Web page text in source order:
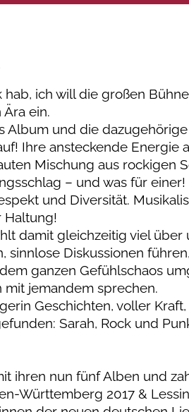
ich will die großen
ein.
Album und die
Ihre ansteckende Energie
Mischung aus rockigen
– und was für
und Diversität.
Haltung!
damit gleichzeitig viel über
sinnlose Diskussionen
ganzen Gefühlschaos
jemandem sprechen.
Geschichten, voller
Sarah, Rock und
ihren nun fünf Alben und
Württemberg 2017 &